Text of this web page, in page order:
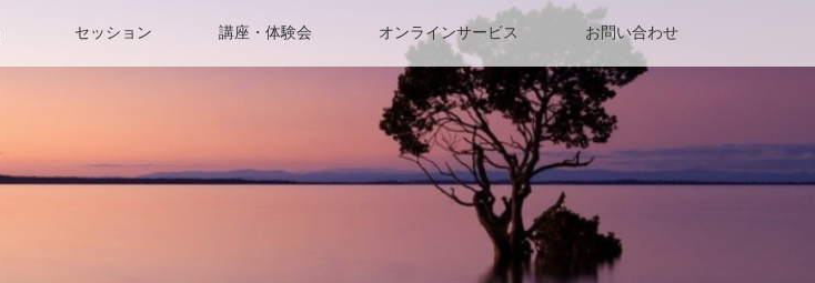
セッション 講座・体験会 オンラインサービス お問い合わせ